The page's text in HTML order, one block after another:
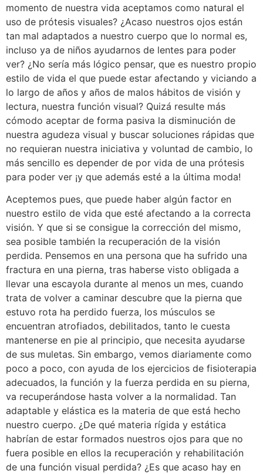
momento de nuestra vida aceptamos como natural el
uso de prótesis visuales? ¿Acaso nuestros ojos están
tan mal adaptados a nuestro cuerpo que lo normal es,
incluso ya de niños ayudarnos de lentes para poder
ver? ¿No sería más lógico pensar, que es nuestro propio
estilo de vida el que puede estar afectando y viciando a
lo largo de años y años de malos hábitos de visión y
lectura, nuestra función visual? Quizá resulte más
cómodo aceptar de forma pasiva la disminución de
nuestra agudeza visual y buscar soluciones rápidas que
no requieran nuestra iniciativa y voluntad de cambio, lo
más sencillo es depender de por vida de una prótesis
para poder ver ¡y que además esté a la última moda!
Aceptemos pues, que puede haber algún factor en
nuestro estilo de vida que esté afectando a la correcta
visión. Y que si se consigue la corrección del mismo,
sea posible también la recuperación de la visión
perdida. Pensemos en una persona que ha sufrido una
fractura en una pierna, tras haberse visto obligada a
llevar una escayola durante al menos un mes, cuando
trata de volver a caminar descubre que la pierna que
estuvo rota ha perdido fuerza, los músculos se
encuentran atrofiados, debilitados, tanto le cuesta
mantenerse en pie al principio, que necesita ayudarse
de sus muletas. Sin embargo, vemos diariamente como
poco a poco, con ayuda de los ejercicios de fisioterapia
adecuados, la función y la fuerza perdida en su pierna,
va recuperándose hasta volver a la normalidad. Tan
adaptable y elástica es la materia de que está hecho
nuestro cuerpo. ¿De qué materia rígida y estática
habrían de estar formados nuestros ojos para que no
fuera posible en ellos la recuperación y rehabilitación
de una función visual perdida? ¿Es que acaso hay en